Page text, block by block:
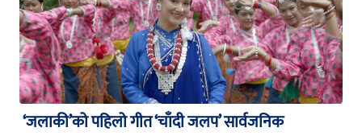
‘जलाकी’को पहिलो गीत ‘चाँदी जलप’ सार्वजनिक